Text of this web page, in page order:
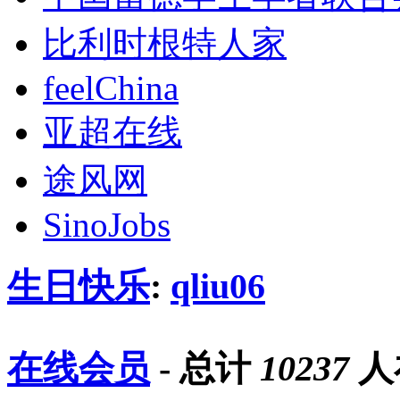
比利时根特人家
feelChina
亚超在线
途风网
SinoJobs
生日快乐: qliu06
在线会员 - 总计 10237人